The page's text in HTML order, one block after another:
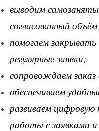
выводим
согласованный
помогаем
регулярные заявки;
сопровождаем
обеспечиваем
развиваем цифровую
работы с заявками